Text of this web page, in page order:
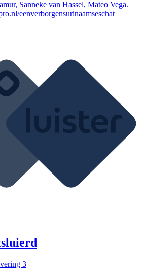
Sanneke van Hassel, Mateo Vega.
eenverborgensurinaamseschat
3